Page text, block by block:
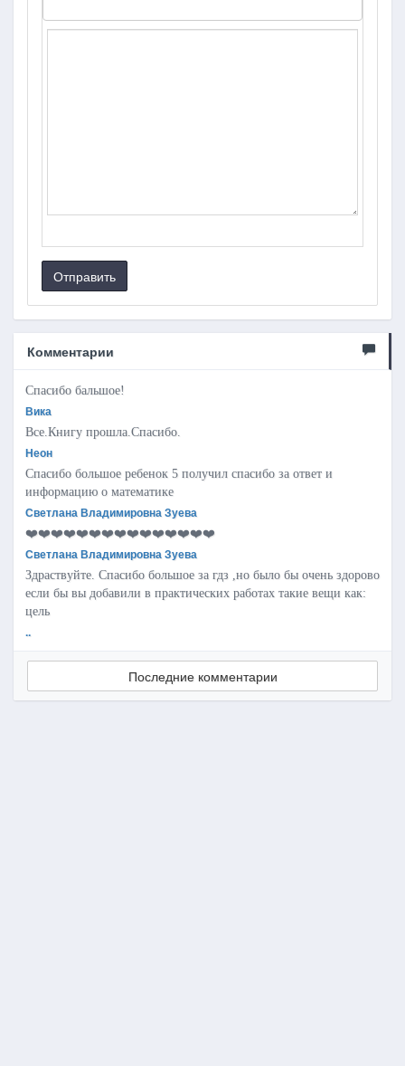
Отправить
Комментарии
Спасибо бальшое!
Вика
Все.Книгу прошла.Спасибо.
Неон
Спасибо большое ребенок 5 получил спасибо за ответ и
информацию о математике
Светлана Владимировна Зуева
❤️❤️❤️❤️❤️❤️❤️❤️❤️❤️❤️❤️❤️❤️❤️
Светлана Владимировна Зуева
Здраствуйте. Спасибо большое за гдз ,но было бы очень здорово
если бы вы добавили в практических работах такие вещи как:
цель
..
Последние комментарии